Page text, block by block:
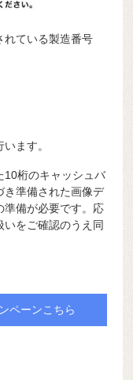
れている製造番号
ます。
桁のキャッシュバ
準備された画像デ
準備が必要です。応
をご確認のうえ同
ペーンこちら